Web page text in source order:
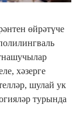
өйрәтүче
хәзерге
шулай ук
турында